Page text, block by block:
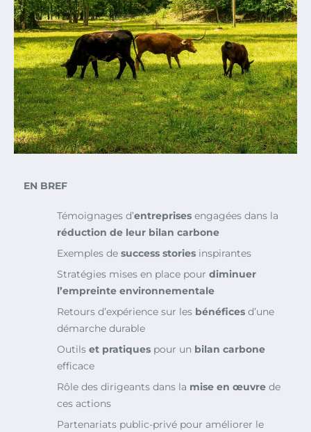
EN BREF
Témoignages d’entreprises engagées dans la
réduction de leur bilan carbone
Exemples de success stories inspirantes
Stratégies mises en place pour diminuer
l’empreinte environnementale
Retours d’expérience sur les bénéfices d’une
démarche durable
Outils et pratiques pour un bilan carbone
efficace
Rôle des dirigeants dans la mise en œuvre de
ces actions
Partenariats public-privé pour améliorer le